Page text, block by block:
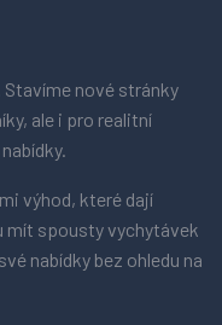
nové stránky
ale i pro realitní
výhod, které dají
mít spousty vychytávek
nabídky bez ohledu na